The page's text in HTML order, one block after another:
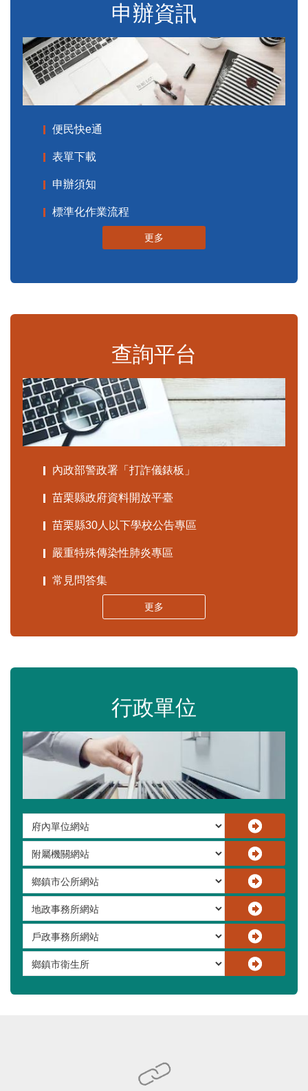
申辦資訊
便民快e通
表單下載
申辦須知
標準化作業流程
更多
查詢平台
內政部警政署「打詐儀錶板」
苗栗縣政府資料開放平臺
苗栗縣30人以下學校公告專區
嚴重特殊傳染性肺炎專區
常見問答集
更多
行政單位